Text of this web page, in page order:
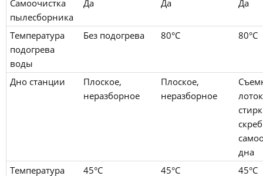
Самоочистка
пылесборника
Да Да Да
Температура
подогрева
воды
Без подогрева 80°C 80°C
Дно станции
Плоское,
неразборное
Плоское,
неразборное
дна
Температура
45°C 45°C 45°C